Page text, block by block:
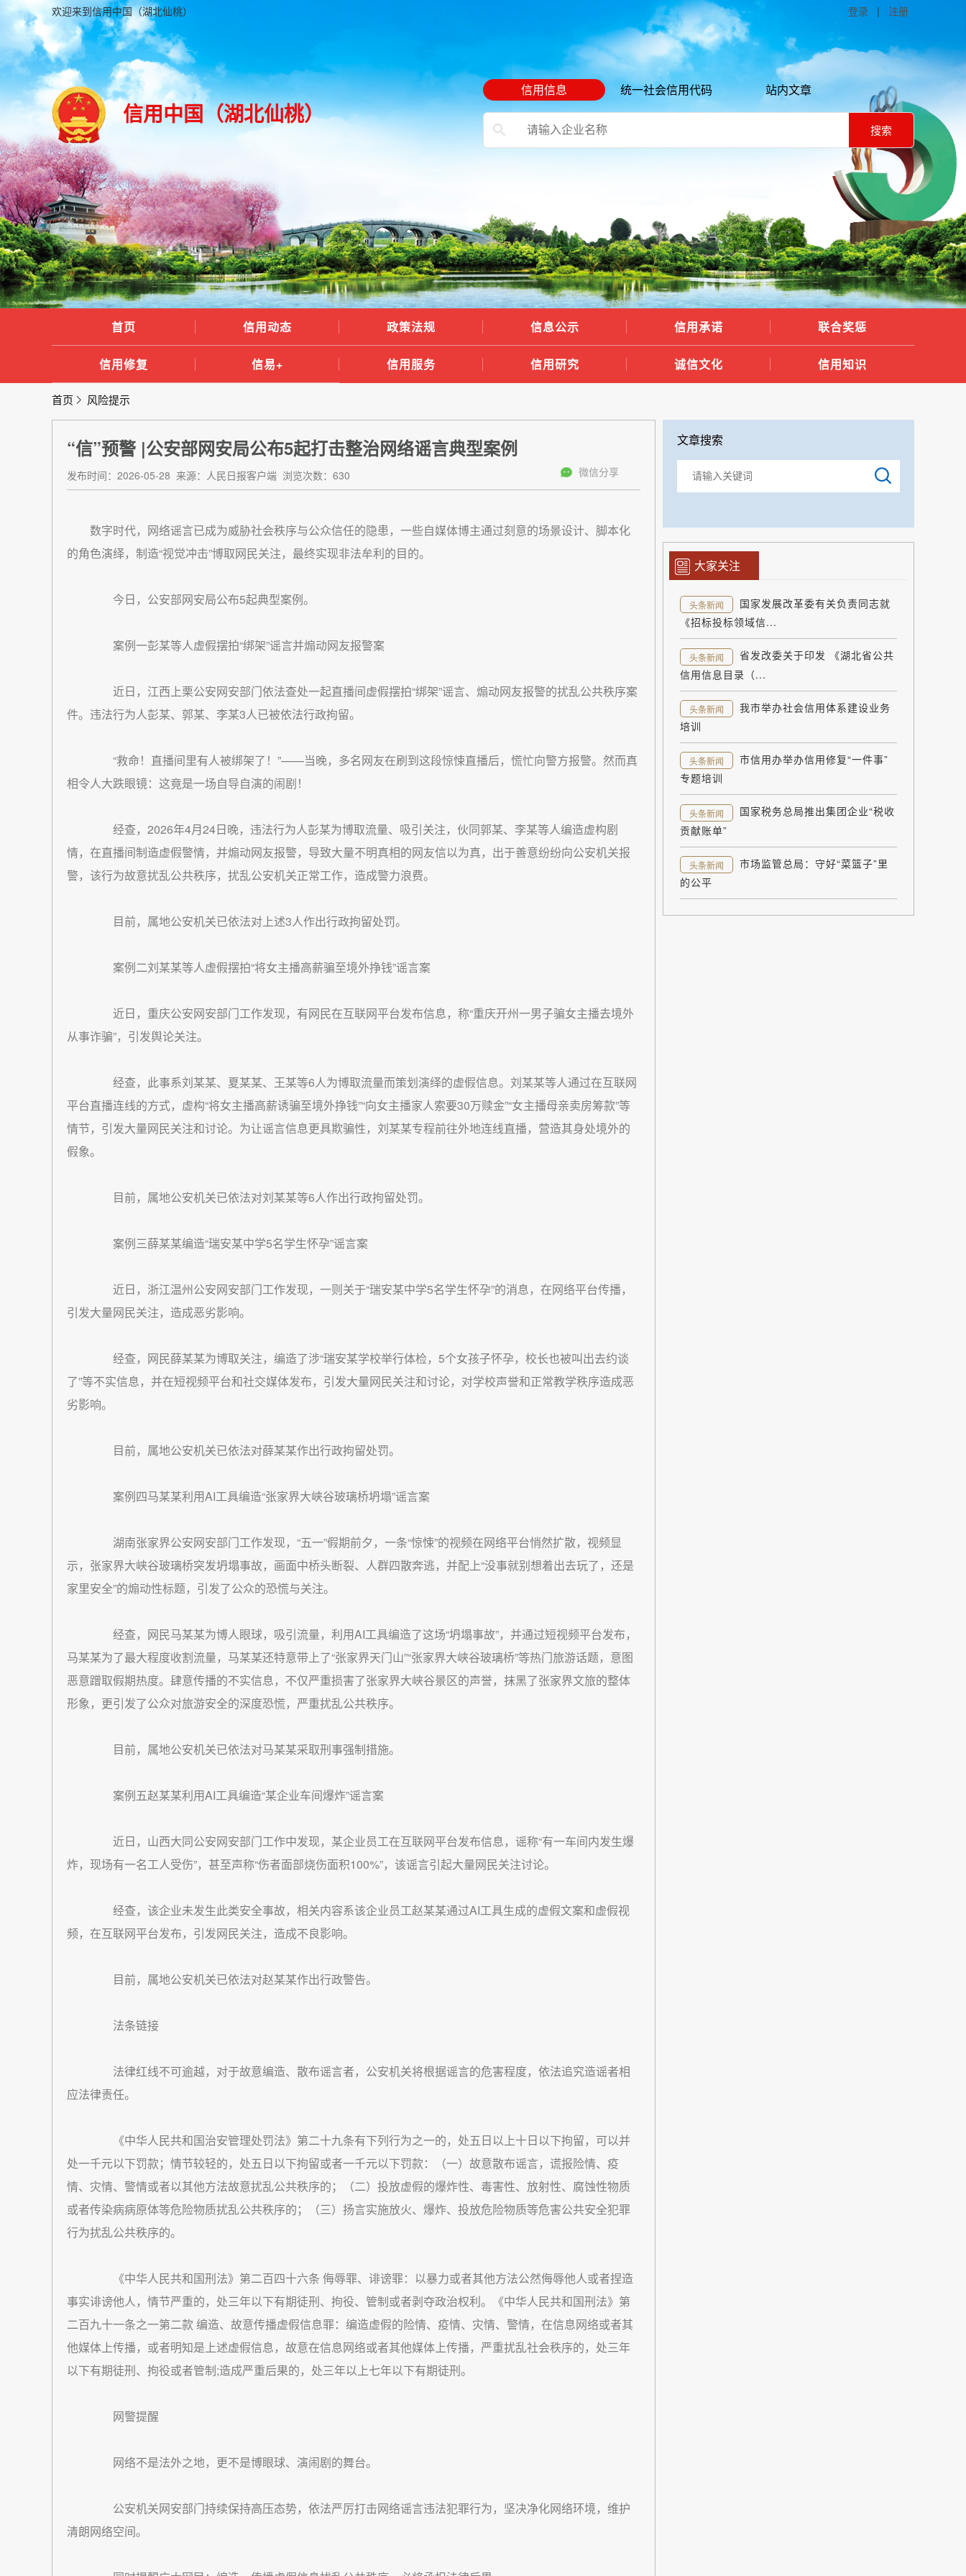
欢迎来到信用中国（湖北仙桃） 登录 | 注册
信用中国（湖北仙桃）
信用信息 统一社会信用代码 站内文章
搜索
首页 信用动态 政策法规 信息公示 信用承诺 联合奖惩
信用修复 信易+ 信用服务 信用研究 诚信文化 信用知识
首页 风险提示
“信”预警 |公安部网安局公布5起打击整治网络谣言典型案例
发布时间：2026-05-28 来源：人民日报客户端 浏览次数：630 微信分享
数字时代，网络谣言已成为威胁社会秩序与公众信任的隐患，一些自媒体博主通过刻意的场景设计、脚本化
的角色演绎，制造“视觉冲击”博取网民关注，最终实现非法牟利的目的。
今日，公安部网安局公布5起典型案例。
案例一彭某等人虚假摆拍“绑架”谣言并煽动网友报警案
近日，江西上栗公安网安部门依法查处一起直播间虚假摆拍“绑架”谣言、煽动网友报警的扰乱公共秩序案
件。违法行为人彭某、郭某、李某3人已被依法行政拘留。
“救命！直播间里有人被绑架了！”——当晚，多名网友在刷到这段惊悚直播后，慌忙向警方报警。然而真
相令人大跌眼镜：这竟是一场自导自演的闹剧！
经查，2026年4月24日晚，违法行为人彭某为博取流量、吸引关注，伙同郭某、李某等人编造虚构剧
情，在直播间制造虚假警情，并煽动网友报警，导致大量不明真相的网友信以为真，出于善意纷纷向公安机关报
警，该行为故意扰乱公共秩序，扰乱公安机关正常工作，造成警力浪费。
目前，属地公安机关已依法对上述3人作出行政拘留处罚。
案例二刘某某等人虚假摆拍“将女主播高薪骗至境外挣钱”谣言案
近日，重庆公安网安部门工作发现，有网民在互联网平台发布信息，称“重庆开州一男子骗女主播去境外
从事诈骗”，引发舆论关注。
经查，此事系刘某某、夏某某、王某等6人为博取流量而策划演绎的虚假信息。刘某某等人通过在互联网
平台直播连线的方式，虚构“将女主播高薪诱骗至境外挣钱”“向女主播家人索要30万赎金”“女主播母亲卖房筹款”等
情节，引发大量网民关注和讨论。为让谣言信息更具欺骗性，刘某某专程前往外地连线直播，营造其身处境外的
假象。
目前，属地公安机关已依法对刘某某等6人作出行政拘留处罚。
案例三薛某某编造“瑞安某中学5名学生怀孕”谣言案
近日，浙江温州公安网安部门工作发现，一则关于“瑞安某中学5名学生怀孕”的消息，在网络平台传播，
引发大量网民关注，造成恶劣影响。
经查，网民薛某某为博取关注，编造了涉“瑞安某学校举行体检，5个女孩子怀孕，校长也被叫出去约谈
了”等不实信息，并在短视频平台和社交媒体发布，引发大量网民关注和讨论，对学校声誉和正常教学秩序造成恶
劣影响。
目前，属地公安机关已依法对薛某某作出行政拘留处罚。
案例四马某某利用AI工具编造“张家界大峡谷玻璃桥坍塌”谣言案
湖南张家界公安网安部门工作发现，“五一”假期前夕，一条“惊悚”的视频在网络平台悄然扩散，视频显
示，张家界大峡谷玻璃桥突发坍塌事故，画面中桥头断裂、人群四散奔逃，并配上“没事就别想着出去玩了，还是
家里安全”的煽动性标题，引发了公众的恐慌与关注。
经查，网民马某某为博人眼球，吸引流量，利用AI工具编造了这场“坍塌事故”，并通过短视频平台发布，
马某某为了最大程度收割流量，马某某还特意带上了“张家界天门山”“张家界大峡谷玻璃桥”等热门旅游话题，意图
恶意蹭取假期热度。肆意传播的不实信息，不仅严重损害了张家界大峡谷景区的声誉，抹黑了张家界文旅的整体
形象，更引发了公众对旅游安全的深度恐慌，严重扰乱公共秩序。
目前，属地公安机关已依法对马某某采取刑事强制措施。
案例五赵某某利用AI工具编造“某企业车间爆炸”谣言案
近日，山西大同公安网安部门工作中发现，某企业员工在互联网平台发布信息，谣称“有一车间内发生爆
炸，现场有一名工人受伤”，甚至声称“伤者面部烧伤面积100%”，该谣言引起大量网民关注讨论。
经查，该企业未发生此类安全事故，相关内容系该企业员工赵某某通过AI工具生成的虚假文案和虚假视
频，在互联网平台发布，引发网民关注，造成不良影响。
目前，属地公安机关已依法对赵某某作出行政警告。
法条链接
法律红线不可逾越，对于故意编造、散布谣言者，公安机关将根据谣言的危害程度，依法追究造谣者相
应法律责任。
《中华人民共和国治安管理处罚法》第二十九条有下列行为之一的，处五日以上十日以下拘留，可以并
处一千元以下罚款；情节较轻的，处五日以下拘留或者一千元以下罚款：（一）故意散布谣言，谎报险情、疫
情、灾情、警情或者以其他方法故意扰乱公共秩序的；（二）投放虚假的爆炸性、毒害性、放射性、腐蚀性物质
或者传染病病原体等危险物质扰乱公共秩序的；（三）扬言实施放火、爆炸、投放危险物质等危害公共安全犯罪
行为扰乱公共秩序的。
《中华人民共和国刑法》第二百四十六条 侮辱罪、诽谤罪：以暴力或者其他方法公然侮辱他人或者捏造
事实诽谤他人，情节严重的，处三年以下有期徒刑、拘役、管制或者剥夺政治权利。《中华人民共和国刑法》第
二百九十一条之一第二款 编造、故意传播虚假信息罪：编造虚假的险情、疫情、灾情、警情，在信息网络或者其
他媒体上传播，或者明知是上述虚假信息，故意在信息网络或者其他媒体上传播，严重扰乱社会秩序的，处三年
以下有期徒刑、拘役或者管制;造成严重后果的，处三年以上七年以下有期徒刑。
网警提醒
网络不是法外之地，更不是博眼球、演闹剧的舞台。
公安机关网安部门持续保持高压态势，依法严厉打击网络谣言违法犯罪行为，坚决净化网络环境，维护
清朗网络空间。
文章搜索
大家关注
头条新闻
国家发展改革委有关负责同志就
《招标投标领域信...
头条新闻
省发改委关于印发 《湖北省公共
信用信息目录（...
头条新闻
我市举办社会信用体系建设业务
培训
头条新闻
市信用办举办信用修复“一件事”
专题培训
头条新闻
国家税务总局推出集团企业“税收
贡献账单”
头条新闻
市场监管总局：守好“菜篮子”里
的公平